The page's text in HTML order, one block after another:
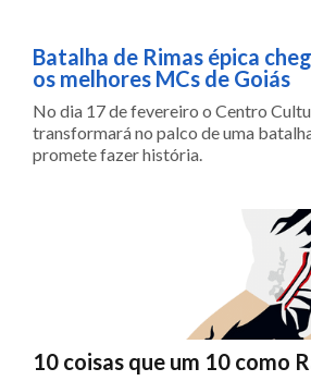
Batalha de Rimas épica
os melhores MCs de Goiás
No dia 17 de fevereiro o Centro
transformará no palco de uma
promete fazer história.
10 coisas que um 10 como